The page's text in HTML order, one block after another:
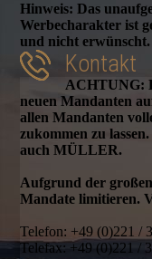
Hinweis: Das
Werbecharakter ist
und nicht erwünscht.
Kontakt
ACHTUNG:
neuen Mandanten
allen Mandanten
zukommen zu
auch MÜLLER.
Aufgrund der
Mandate limitieren.
Telefon: +49 (0)221 /
Telefax: +49 (0)221 /